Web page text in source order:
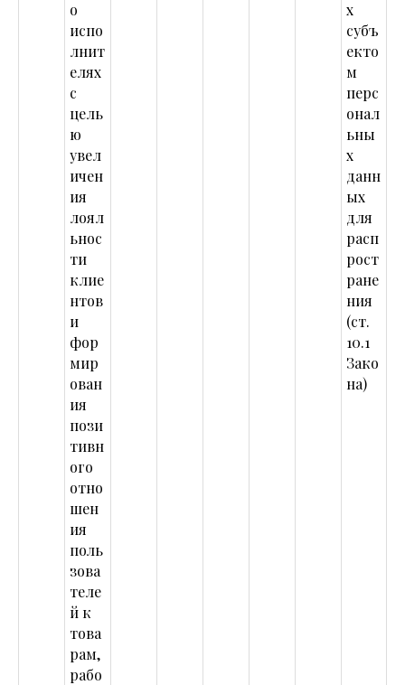
о
испо
лнит
елях
с
цель
ю
увел
ичен
ия
лоял
ьнос
ти
клие
нтов
и
фор
мир
ован
ия
пози
тивн
ого
отно
шен
ия
поль
зова
теле
й к
това
рам,
рабо
х
субъ
екто
м
перс
онал
ьны
х
данн
ых
для
расп
рост
ране
ния
(ст.
10.1
Зако
на)